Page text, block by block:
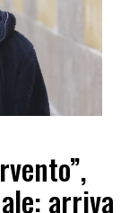
arriva